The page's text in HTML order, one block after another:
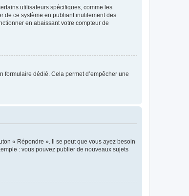
utilisateurs spécifiques, comme les
de ce système en publiant inutilement des
en abaissant votre compteur de
dédié. Cela permet d’empêcher une
« Répondre ». Il se peut que vous ayez besoin
: vous pouvez publier de nouveaux sujets